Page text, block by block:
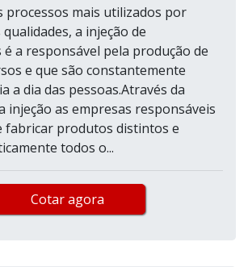
processos mais utilizados por
a injeção de
a responsável pela produção de
e que são constantemente
a dia das pessoas.Através da
injeção as empresas responsáveis
fabricar produtos distintos e
todos o...
Cotar agora